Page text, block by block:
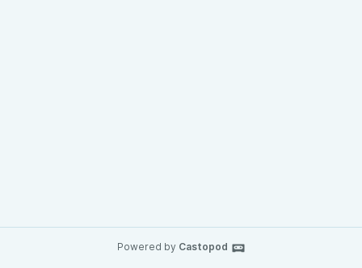
Powered by Castopod